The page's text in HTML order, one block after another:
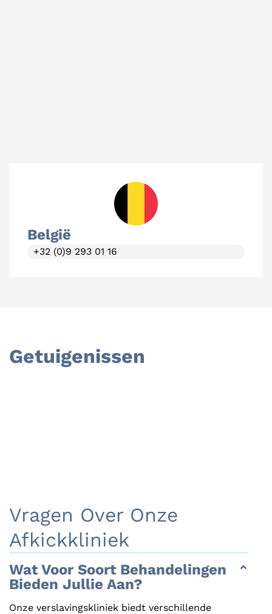
België
+32 (0)9 293 01 16
Getuigenissen
Vragen Over Onze
Afkickkliniek
Wat Voor Soort Behandelingen
Bieden Jullie Aan?
Onze verslavingskliniek biedt verschillende